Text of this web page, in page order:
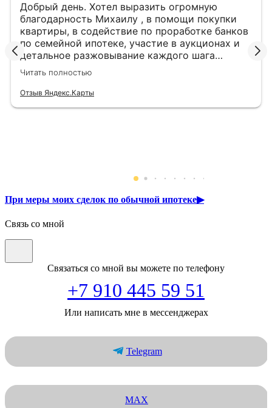
Добрый день. Хотел выразить огромную
благодарность Михаилу , в помощи покупки
квартиры, в содействие по проработке банков
по семейной ипотеке, участие в аукционах и
детальное разжовывание каждого шага
действий. Участвовал в аукционах сразу по 4
Читать полностью
Отзыв Яндекс.Карты
При меры моих сделок по обычной ипотеке▶
Связь со мной
Связаться со мной вы можете по телефону
+7 910 445 59 51
Или написать мне в мессенджерах
Telegram
MAX